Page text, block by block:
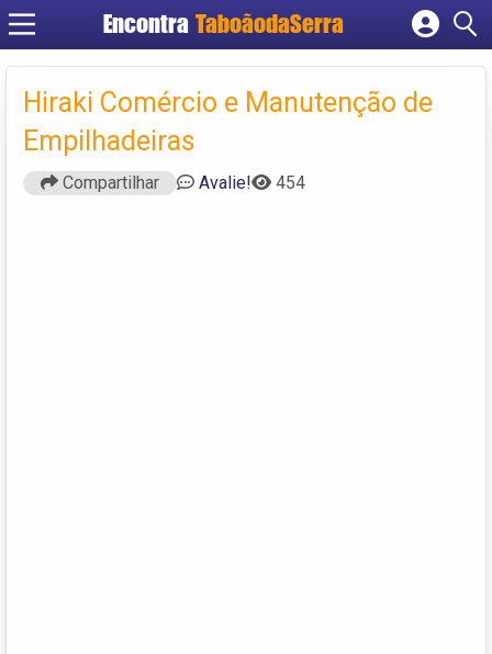
Encontra TaboãodaSerra
Cadastrar empresa
Criar conta
Hiraki Comércio e Manutenção de
Empilhadeiras
Compartilhar Avalie! 454